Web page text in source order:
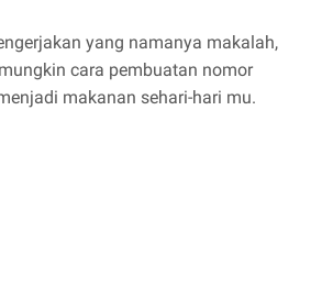
yang namanya makalah,
cara pembuatan nomor
makanan sehari-hari mu.